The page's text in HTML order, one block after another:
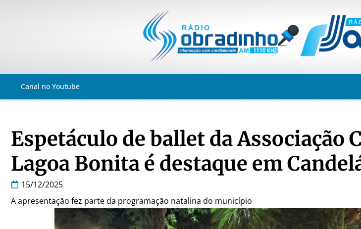
Canal no Youtube
Espetáculo de ballet da Associação
Lagoa Bonita é destaque em
15/12/2025
A apresentação fez parte da programação natalina do município